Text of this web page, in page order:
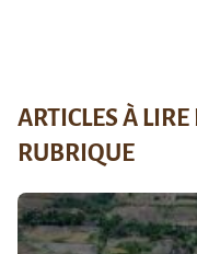
ARTICLES À
RUBRIQUE